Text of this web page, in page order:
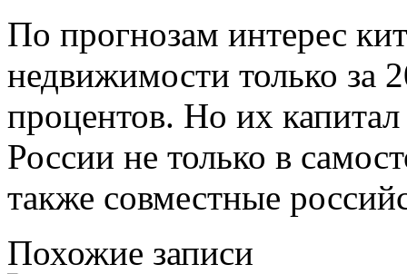
По прогнозам интерес
недвижимости только за
процентов. Но их
России не только в
также совместные
Похожие записи